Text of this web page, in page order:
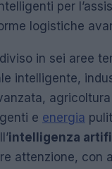
per
logistiche
in sei aree
intelligente,
e energia
intelligenza
attenzione, con